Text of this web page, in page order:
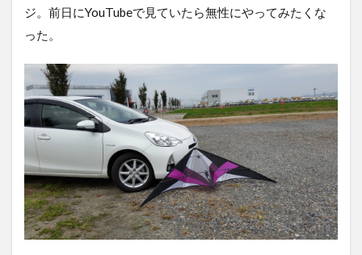
ジ。前日にYouTubeで見ていたら無性にやってみたくな
った。